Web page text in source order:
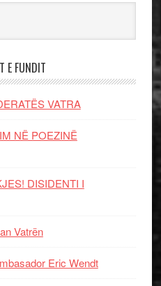
E FUNDIT
VATRA
NË POEZINË
DISIDENTI I
Vatrën
Eric Wendt